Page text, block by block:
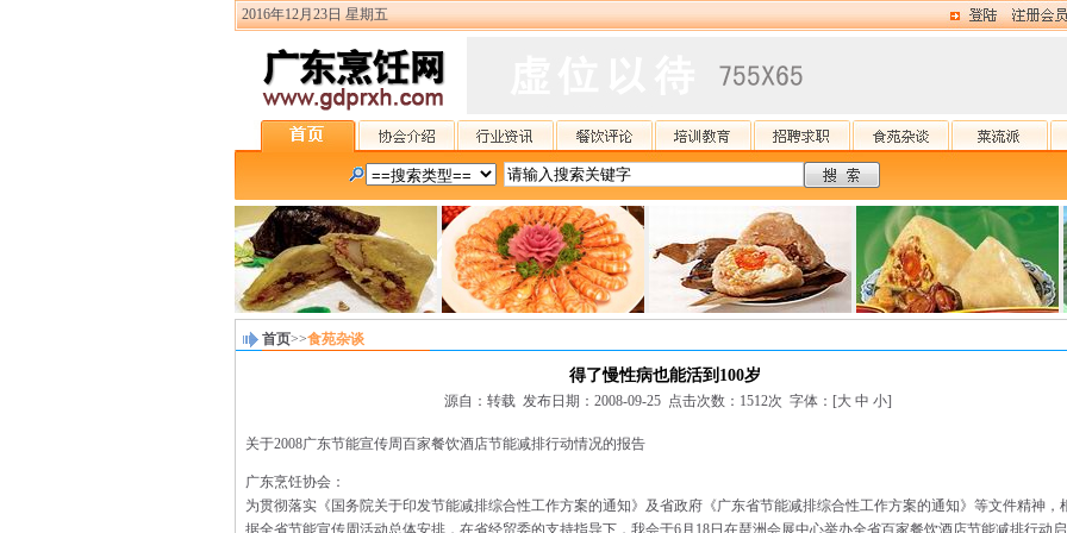
2016年12月23日 星期五
首页>>食苑杂谈
得了慢性病也能活到100岁
源自：转载 发布日期：2008-09-25 点击次数：1512次 字体：[大 中 小]
关于2008广东节能宣传周百家餐饮酒店节能减排行动情况的报告
广东烹饪协会：
为贯彻落实《国务院关于印发节能减排综合性工作方案的通知》及省政府《广东省节能减排综合性工作方案的通知》等文件精神，
据全省节能宣传周活动总体安排，在省经贸委的支持指导下，我会于6月18日在琶洲会展中心举办全省百家餐饮酒店节能减排行动